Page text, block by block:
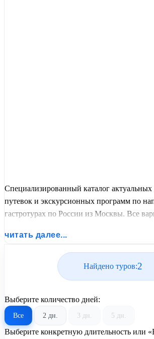
Специализированный каталог
путевок и экскурсионных программ по
гастротурах по России из Москвы. Все
проездом и актуальным графиком заездов
читать далее...
Найдено туров:2
Выберите количество дней:
Все 2 дн. 3 дн. 5 дн.
Выберите конкретную длительность или